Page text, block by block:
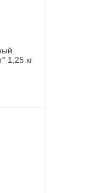
черный 3 HANDLE "Тройной хват" 1,25 кг